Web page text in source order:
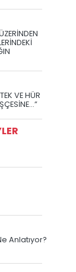
VE HÜR
Anlatıyor?